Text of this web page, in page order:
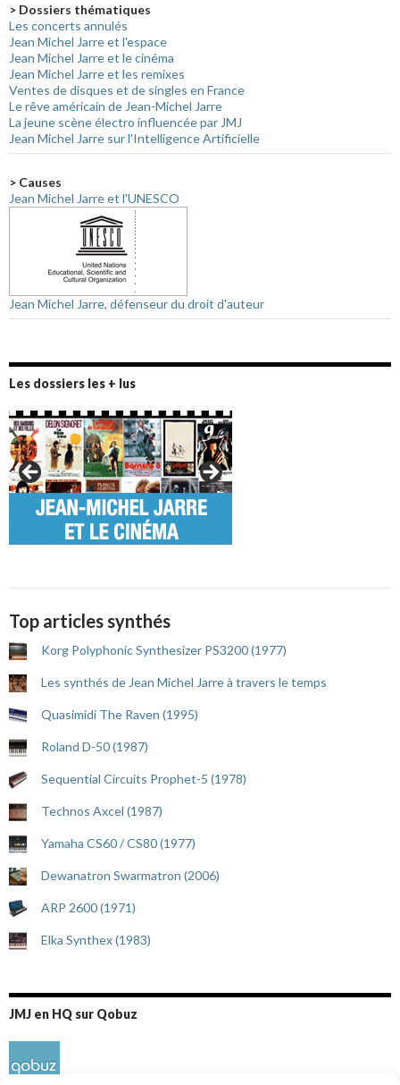
> Dossiers thématiques
Les concerts annulés
Jean Michel Jarre et l'espace
Jean Michel Jarre et le cinéma
Jean Michel Jarre et les remixes
Ventes de disques et de singles en France
Le rêve américain de Jean-Michel Jarre
La jeune scène électro influencée par JMJ
Jean Michel Jarre sur l'Intelligence Artificielle
> Causes
Jean Michel Jarre et l'UNESCO
Jean Michel Jarre, défenseur du droit d'auteur
Les dossiers les + lus
Top articles synthés
Korg Polyphonic Synthesizer PS3200 (1977)
Les synthés de Jean Michel Jarre à travers le temps
Quasimidi The Raven (1995)
Roland D-50 (1987)
Sequential Circuits Prophet-5 (1978)
Technos Axcel (1987)
Yamaha CS60 / CS80 (1977)
Dewanatron Swarmatron (2006)
ARP 2600 (1971)
Elka Synthex (1983)
JMJ en HQ sur Qobuz